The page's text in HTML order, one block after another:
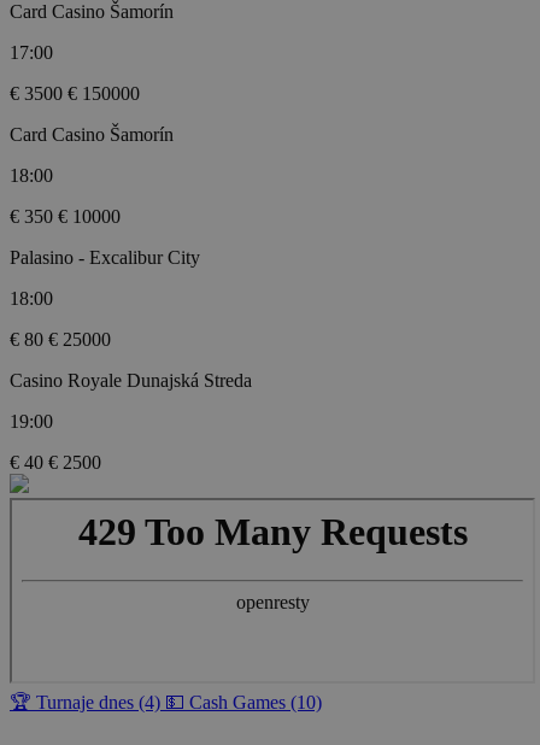
Card Casino Šamorín
17:00
€ 3500 € 150000
Card Casino Šamorín
18:00
€ 350 € 10000
Palasino - Excalibur City
18:00
€ 80 € 25000
Casino Royale Dunajská Streda
19:00
€ 40 € 2500
🏆 Turnaje dnes (4) 💵 Cash Games (10)